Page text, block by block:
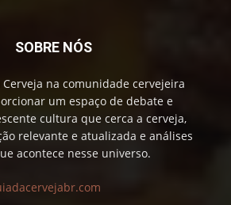
SOBRE NÓS
na comunidade cervejeira
um espaço de debate e
cultura que cerca a cerveja,
relevante e atualizada e análises
acontece nesse universo.